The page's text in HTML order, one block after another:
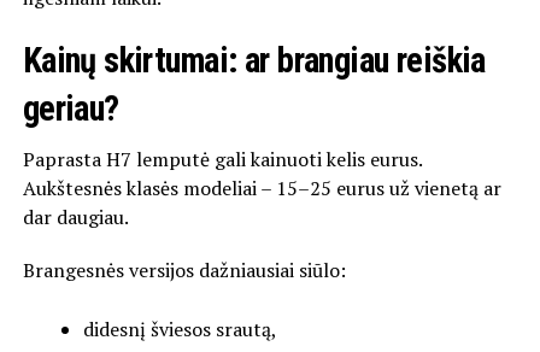
Kainų skirtumai: ar brangiau reiškia
geriau?
Paprasta H7 lemputė gali kainuoti kelis eurus.
Aukštesnės klasės modeliai – 15–25 eurus už vienetą ar
dar daugiau.
Brangesnės versijos dažniausiai siūlo:
didesnį šviesos srautą,